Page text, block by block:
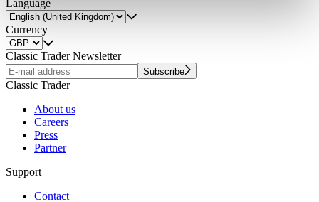
weiteren Daten zusammen, die Sie ihnen bereitgestellt
haben oder die sie im Rahmen Ihrer Nutzung der Dienste
gesammelt haben.Datenschutzerklärung
Language
Currency
Classic Trader Newsletter
Subscribe
Classic Trader
About us
Careers
Press
Partner
Support
Contact